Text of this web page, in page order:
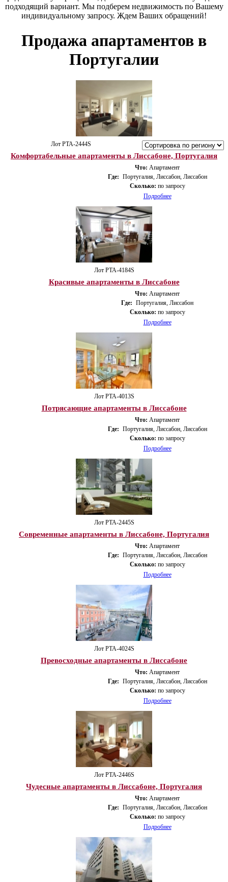
подходящий вариант. Мы подберем недвижимость по Вашему
индивидуальному запросу. Ждем Ваших обращений!
Продажа апартаментов в
Португалии
Лот PTA-2444S
Комфортабельные апартаменты в Лиссабоне, Португалия
Что: Апартамент
Где: Португалия, Лиссабон, Лиссабон
Сколько: по запросу
Подробнее
Лот PTA-4184S
Красивые апартаменты в Лиссабоне
Что: Апартамент
Где: Португалия, Лиссабон
Сколько: по запросу
Подробнее
Лот PTA-4013S
Потрясающие апартаменты в Лиссабоне
Что: Апартамент
Где: Португалия, Лиссабон, Лиссабон
Сколько: по запросу
Подробнее
Лот PTA-2445S
Современные апартаменты в Лиссабоне, Португалия
Что: Апартамент
Где: Португалия, Лиссабон, Лиссабон
Сколько: по запросу
Подробнее
Лот PTA-4024S
Превосходные апартаменты в Лиссабоне
Что: Апартамент
Где: Португалия, Лиссабон, Лиссабон
Сколько: по запросу
Подробнее
Лот PTA-2446S
Чудесные апартаменты в Лиссабоне, Португалия
Что: Апартамент
Где: Португалия, Лиссабон, Лиссабон
Сколько: по запросу
Подробнее